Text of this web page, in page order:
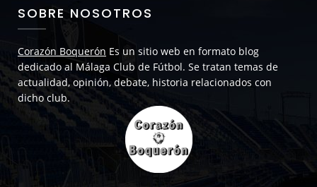
SOBRE NOSOTROS
Corazón Boquerón Es un sitio web en formato blog
dedicado al Málaga Club de Fútbol. Se tratan temas de
actualidad, opinión, debate, historia relacionados con
dicho club.